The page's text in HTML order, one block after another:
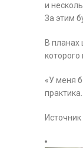
и
За этим
В планах
«У меня